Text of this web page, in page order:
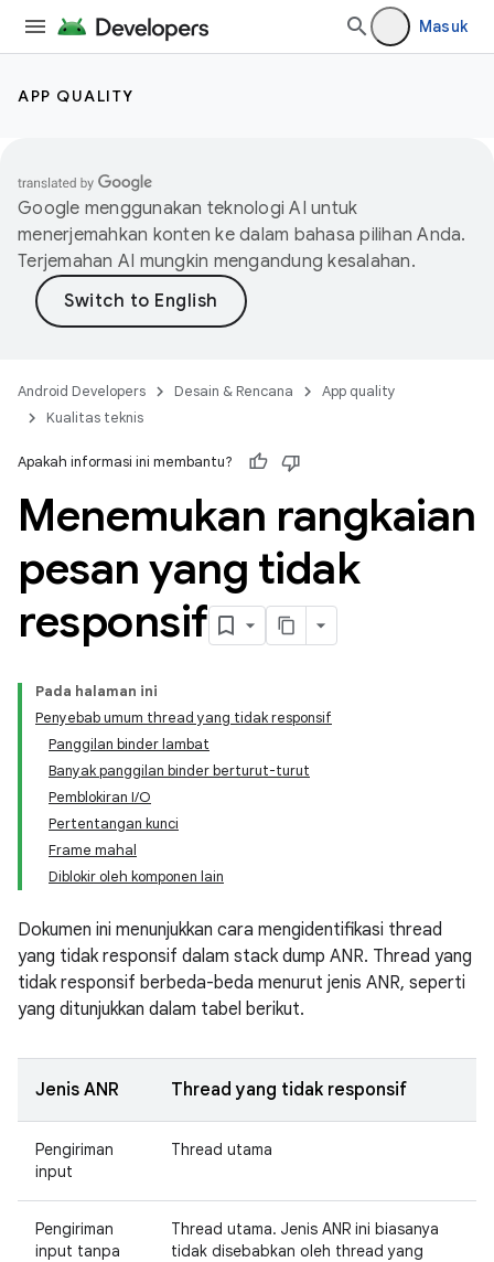
Masuk
APP QUALITY
Google menggunakan teknologi AI untuk
menerjemahkan konten ke dalam bahasa pilihan Anda.
Terjemahan AI mungkin mengandung kesalahan.
Android Developers Desain & Rencana
App quality
Kualitas teknis
Apakah informasi ini membantu?
Menemukan rangkaian
pesan yang tidak
responsif
Pada halaman ini
Penyebab umum thread yang tidak responsif
Panggilan binder lambat
Banyak panggilan binder berturut-turut
Pemblokiran I/O
Pertentangan kunci
Frame mahal
Diblokir oleh komponen lain
Dokumen ini menunjukkan cara mengidentifikasi thread
yang tidak responsif dalam stack dump ANR. Thread yang
tidak responsif berbeda-beda menurut jenis ANR, seperti
yang ditunjukkan dalam tabel berikut.
Jenis ANR Thread yang tidak responsif
Pengiriman
input
Thread utama
Pengiriman
input tanpa
Thread utama. Jenis ANR ini biasanya
tidak disebabkan oleh thread yang